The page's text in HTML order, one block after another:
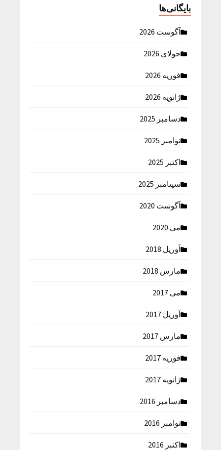
بایگانی‌ها
آگوست 2026
جولای 2026
فوریه 2026
ژانویه 2026
دسامبر 2025
نوامبر 2025
اکتبر 2025
سپتامبر 2025
آگوست 2020
می 2020
آوریل 2018
مارس 2018
می 2017
آوریل 2017
مارس 2017
فوریه 2017
ژانویه 2017
دسامبر 2016
نوامبر 2016
اکتبر 2016